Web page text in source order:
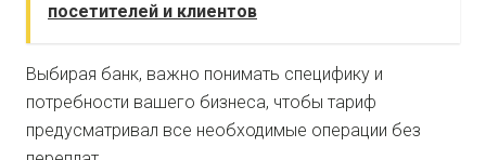
посетителей и клиентов
Выбирая банк, важно понимать специфику и
потребности вашего бизнеса, чтобы тариф
предусматривал все необходимые операции без